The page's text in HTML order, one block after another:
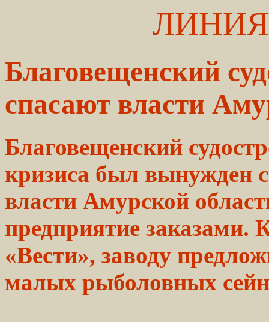
Благовещенский
спасают власти
Благовещенский
кризиса был вынужден
власти Амурской
предприятие заказами.
«Вести», заводу
малых рыболовных